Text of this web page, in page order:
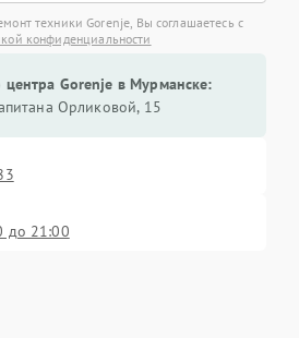
техники Gorenje, Вы соглашаетесь с
конфиденциальности
центра Gorenje в Мурманске:
Орликовой, 15
до 21:00